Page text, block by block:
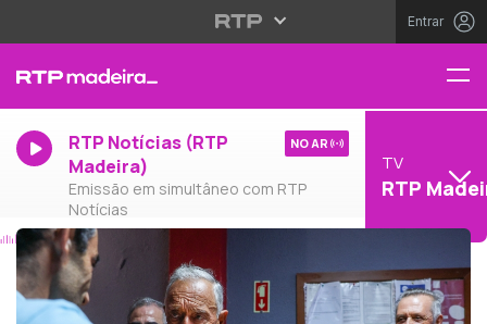
Entrar
RTP Notícias (RTP
Madeira)
Emissão em simultâneo com RTP
Notícias
NO AR
TV
RTP